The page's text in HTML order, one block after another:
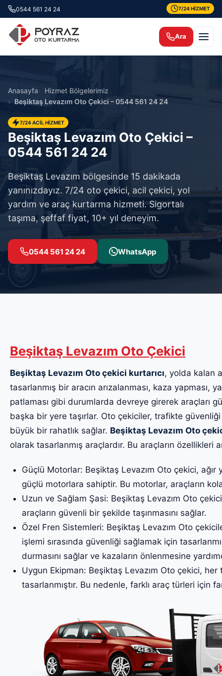
0544 561 24 24 7/24 HİZMET
Ara
Anasayfa
Hizmet Bölgelerimiz
Beşiktaş Levazım Oto Çekici – 0544 561 24 24
7/24 ACİL HİZMET
Beşiktaş Levazım Oto Çekici –
0544 561 24 24
Beşiktaş Levazım bölgesinde 15 dakikada
yanınızdayız. 7/24 oto çekici, acil çekici, yol
yardım ve araç kurtarma hizmeti. Sigortalı
taşıma, şeffaf fiyat, 10+ yıl deneyim.
0544 561 24 24 WhatsApp
Beşiktaş Levazım Oto Çekici
Beşiktaş Levazım Oto çekici kurtarıcı, yolda kalan
tasarlanmış bir aracın arızalanması, kaza yapması,
patlaması gibi durumlarda devreye girerek araçları
başka bir yere taşırlar. Oto çekiciler, trafikte
büyük bir rahatlık sağlar. Beşiktaş Levazım Oto
olarak tasarlanmış araçlardır. Bu araçların özellikleri
Güçlü Motorlar: Beşiktaş Levazım Oto çekici, ağır
güçlü motorlara sahiptir. Bu motorlar, araçların
Uzun ve Sağlam Şasi: Beşiktaş Levazım Oto
araçların güvenli bir şekilde taşınmasını sağlar.
Özel Fren Sistemleri: Beşiktaş Levazım Oto
işlemi sırasında güvenliği sağlamak için
durmasını sağlar ve kazaların önlenmesine
Uygun Ekipman: Beşiktaş Levazım Oto çekici,
tasarlanmıştır. Bu nedenle, farklı araç türleri için